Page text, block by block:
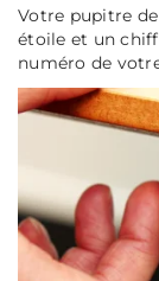
Votre pupitre
étoile et un
numéro de